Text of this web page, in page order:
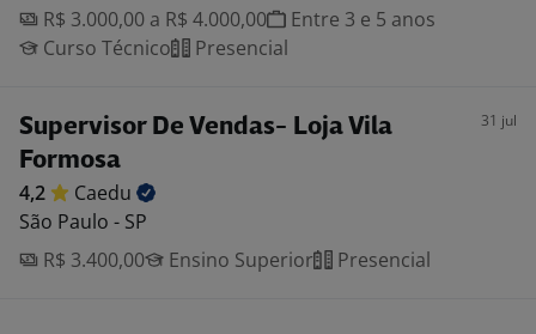
R$ 3.000,00 a R$ 4.000,00
Entre 3 e 5 anos
Curso Técnico
Presencial
Supervisor De Vendas- Loja Vila
Formosa
31 jul
4,2
Caedu
São Paulo - SP
R$ 3.400,00
Ensino Superior Presencial